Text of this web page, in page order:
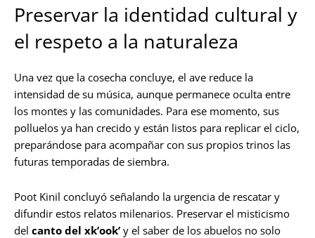
Preservar la identidad cultural y
el respeto a la naturaleza
Una vez que la cosecha concluye, el ave reduce la
intensidad de su música, aunque permanece oculta entre
los montes y las comunidades. Para ese momento, sus
polluelos ya han crecido y están listos para replicar el ciclo,
preparándose para acompañar con sus propios trinos las
futuras temporadas de siembra.
Poot Kinil concluyó señalando la urgencia de rescatar y
difundir estos relatos milenarios. Preservar el misticismo
del canto del xk’ook’ y el saber de los abuelos no solo